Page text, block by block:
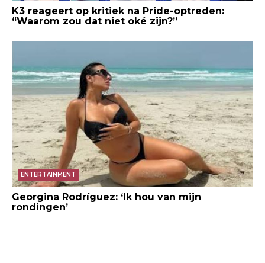
K3 reageert op kritiek na Pride-optreden:
“Waarom zou dat niet oké zijn?”
ENTERTAINMENT
Georgina Rodríguez: ‘Ik hou van mijn
rondingen’